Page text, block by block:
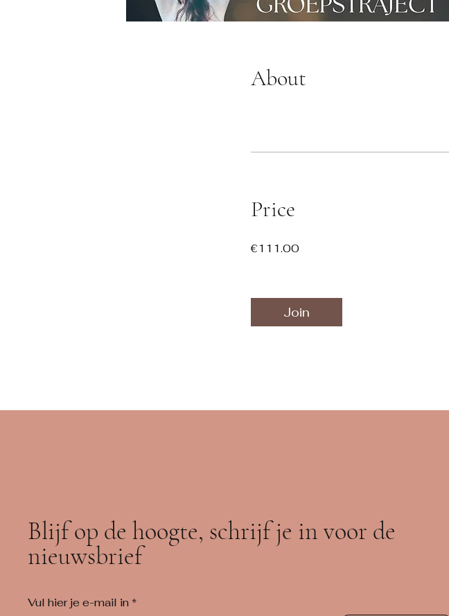
About
Price
€111.00
Join
Blijf op de hoogte, schrijf je in voor de
nieuwsbrief
Vul hier je e-mail in